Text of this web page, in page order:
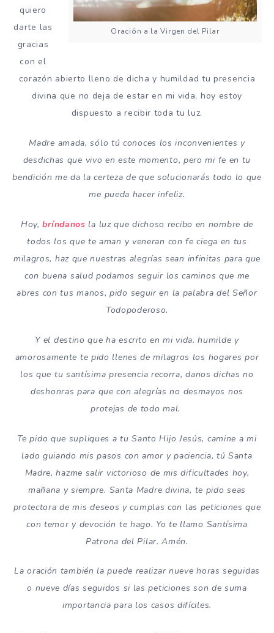
Oración a la Virgen del Pilar
quiero
darte las
gracias
con el
corazón abierto lleno de dicha y humildad tu presencia
divina que no deja de estar en mi vida, hoy estoy
dispuesto a recibir toda tu luz.
Madre amada, sólo tú conoces los inconvenientes y
desdichas que vivo en este momento, pero mi fe en tu
bendición me da la certeza de que solucionarás todo lo que
me pueda hacer infeliz.
Hoy, bríndanos la luz que dichoso recibo en nombre de
todos los que te aman y veneran con fe ciega en tus
milagros, haz que nuestras alegrías sean infinitas para que
con buena salud podamos seguir los caminos que me
abres con tus manos, pido seguir en la palabra del Señor
Todopoderoso.
Y el destino que ha escrito en mi vida. humilde y
amorosamente te pido llenes de milagros los hogares por
los que tu santísima presencia recorra, danos dichas no
deshonras para que con alegrías no desmayos nos
protejas de todo mal.
Te pido que supliques a tu Santo Hijo Jesús, camine a mi
lado guiando mis pasos con amor y paciencia, tú Santa
Madre, hazme salir victorioso de mis dificultades hoy,
mañana y siempre. Santa Madre divina, te pido seas
protectora de mis deseos y cumplas con las peticiones que
con temor y devoción te hago. Yo te llamo Santísima
Patrona del Pilar. Amén.
La oración también la puede realizar nueve horas seguidas
o nueve días seguidos si las peticiones son de suma
importancia para los casos difíciles.